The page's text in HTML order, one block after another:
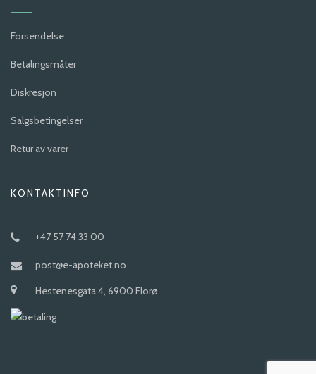
Forsendelse
Betalingsmåter
Diskresjon
Salgsbetingelser
Retur av varer
KONTAKTINFO
+47 57 74 33 00
post@e-apoteket.no
Hestenesgata 4, 6900 Florø